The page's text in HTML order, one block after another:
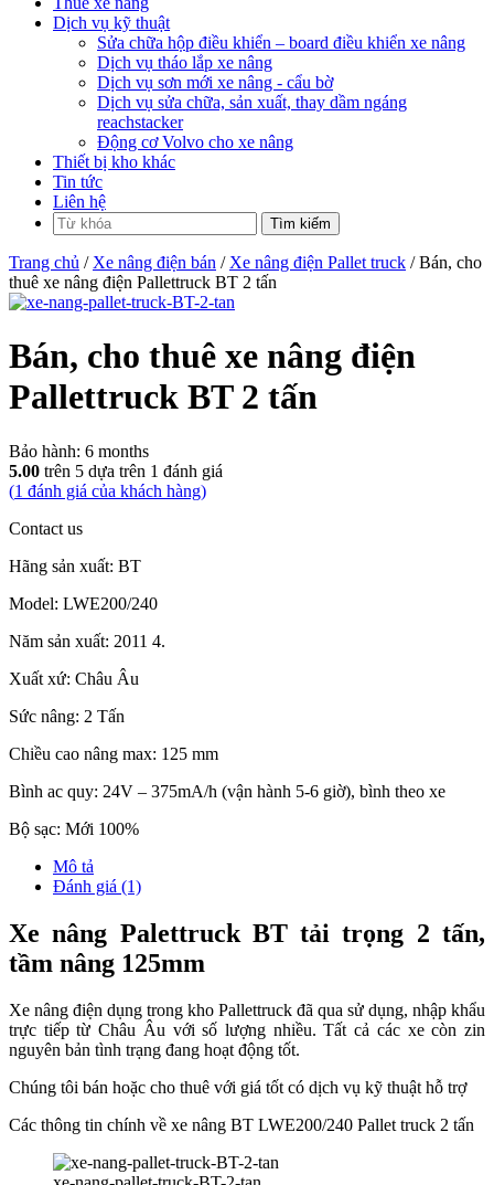
Dịch vụ kỹ thuật
Sửa chữa hộp điều khiển – board điều khiển xe nâng
Dịch vụ tháo lắp xe nâng
Dịch vụ sơn mới xe nâng - cẩu bờ
Dịch vụ sửa chữa, sản xuất, thay dầm ngáng
reachstacker
Động cơ Volvo cho xe nâng
Thiết bị kho khác
Tin tức
Liên hệ
Trang chủ / Xe nâng điện bán / Xe nâng điện Pallet truck / Bán, cho
thuê xe nâng điện Pallettruck BT 2 tấn
Bán, cho thuê xe nâng điện
Pallettruck BT 2 tấn
Bảo hành: 6 months
5.00 trên 5 dựa trên 1 đánh giá
(1 đánh giá của khách hàng)
Contact us
Hãng sản xuất: BT
Model: LWE200/240
Năm sản xuất: 2011 4.
Xuất xứ: Châu Âu
Sức nâng: 2 Tấn
Chiều cao nâng max: 125 mm
Bình ac quy: 24V – 375mA/h (vận hành 5-6 giờ), bình theo xe
Bộ sạc: Mới 100%
Mô tả
Đánh giá (1)
Xe nâng Palettruck BT tải trọng 2 tấn,
tầm nâng 125mm
Xe nâng điện dụng trong kho Pallettruck đã qua sử dụng, nhập khẩu
trực tiếp từ Châu Âu với số lượng nhiều. Tất cả các xe còn zin
nguyên bản tình trạng đang hoạt động tốt.
Chúng tôi bán hoặc cho thuê với giá tốt có dịch vụ kỹ thuật hỗ trợ
Các thông tin chính về xe nâng BT LWE200/240 Pallet truck 2 tấn